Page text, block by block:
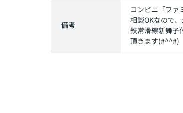
備考
コンビニ「フ
相談OKなので
鉄常滑線新舞子
頂きます(#^^#)